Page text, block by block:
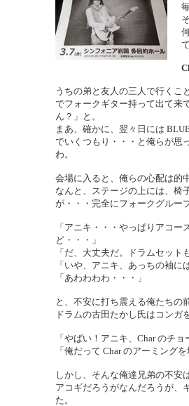
うちの弟と友人の三人で行くこ
でフォークギター持って出て来
ん？」と。
まあ、確かに、翌々日には
でいくつもり・・・と俺らが思
わ。
会場に入ると、俺らの心配は的
なんと、ステージの上には、椅
が・・・完全にフォークグルー
「アニキ・・・やっぱりアコ
ど・・・」
「だ、大丈夫だ。ドラムセッ
「いや、アニキ、あっちの袖に
「あわわわわ・・・」
と、不安に打ち震える俺たちの
ドラムの古田たかし氏はコンガ
「やばい！アニキ、Char のチョ
「俺だって Char のアーミング
しかし、そんな俺達兄弟の不安
アコギだろうがなんだろうが、
た。